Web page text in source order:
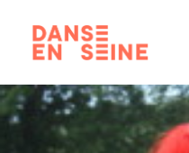
CRÉATIONS